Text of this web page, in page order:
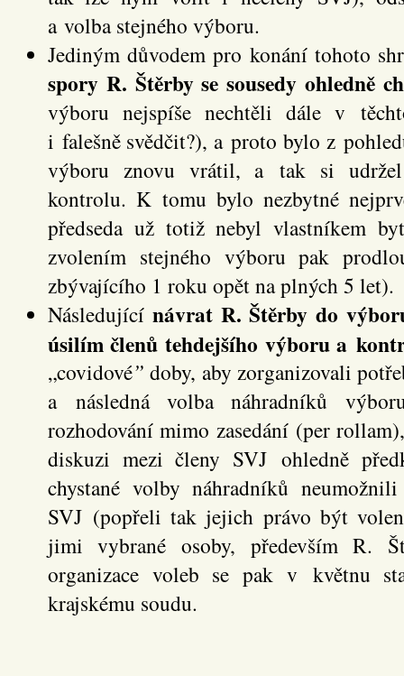
a volba stejného výboru.
Jediným důvodem pro konání tohoto
spory R. Štěrby se sousedy ohledně
výboru nejspíše nechtěli dále v
i falešně svědčit?), a proto bylo z
výboru znovu vrátil, a tak si udržel
kontrolu. K tomu bylo nezbytné
předseda už totiž nebyl vlastníkem
zvolením stejného výboru pak
zbývajícího 1 roku opět na plných 5 let).
Následující návrat R. Štěrby do
úsilím členů tehdejšího výboru a
„covidové” doby, aby zorganizovali
a následná volba náhradníků
rozhodování mimo zasedání (per
diskuzi mezi členy SVJ ohledně
chystané volby náhradníků
SVJ (popřeli tak jejich právo být
jimi vybrané osoby, především R.
organizace voleb se pak v květnu
krajskému soudu.